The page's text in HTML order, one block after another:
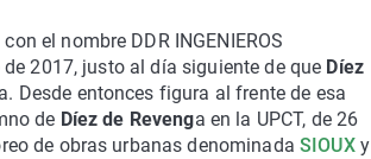
con el nombre DDR INGENIEROS
2017, justo al día siguiente de que Díez
Desde entonces figura al frente de esa
de Díez de Revenga en la UPCT, de 26
de obras urbanas denominadaSIOUXy